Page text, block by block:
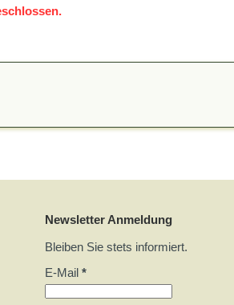
Newsletter Anmeldung
Bleiben Sie stets informiert.
E-Mail *